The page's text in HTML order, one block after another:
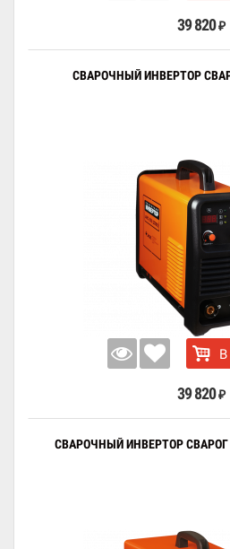
39 820 ₽
СВАРОЧНЫЙ ИНВЕРТОР
39 820 ₽
СВАРОЧНЫЙ ИНВЕРТОР СВАРОГ